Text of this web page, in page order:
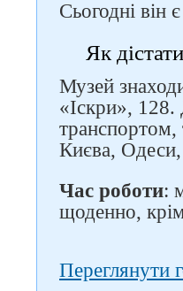
Сьогодні він
Як
Музей
«Іскри»,
транспортом,
Києва, Одеси,
Час роботи:
щоденно, крім
Переглянути